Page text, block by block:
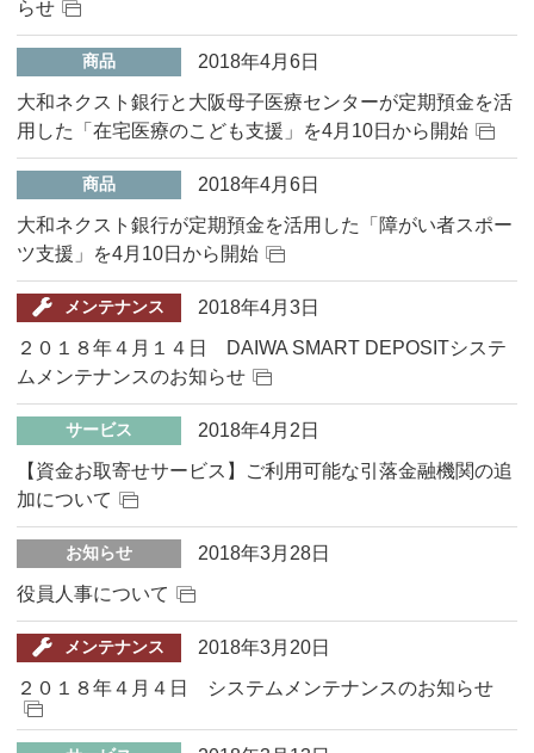
らせ
商品
2018年4月6日
大和ネクスト銀行と大阪母子医療センターが定期預金を活
用した「在宅医療のこども支援」を4月10日から開始
商品
2018年4月6日
大和ネクスト銀行が定期預金を活用した「障がい者スポー
ツ支援」を4月10日から開始
メンテナンス
2018年4月3日
２０１８年４月１４日 DAIWA SMART DEPOSITシステ
ムメンテナンスのお知らせ
サービス
2018年4月2日
【資金お取寄せサービス】ご利用可能な引落金融機関の追
加について
お知らせ
2018年3月28日
役員人事について
メンテナンス
2018年3月20日
２０１８年４月４日 システムメンテナンスのお知らせ